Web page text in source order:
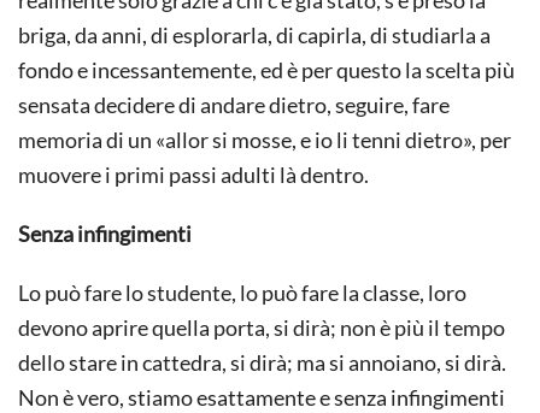
briga, da anni, di esplorarla, di capirla, di studiarla a
fondo e incessantemente, ed è per questo la scelta più
sensata decidere di andare dietro, seguire, fare
memoria di un «allor si mosse, e io li tenni dietro», per
muovere i primi passi adulti là dentro.
Senza infingimenti
Lo può fare lo studente, lo può fare la classe, loro
devono aprire quella porta, si dirà; non è più il tempo
dello stare in cattedra, si dirà; ma si annoiano, si dirà.
Non è vero, stiamo esattamente e senza infingimenti